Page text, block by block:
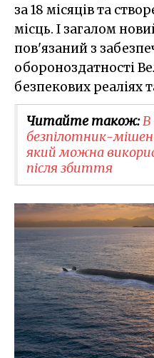
за 18 місяців та
місць. І загалом
пов'язаний з
обороноздатності
безпекових реаліях
Читайте також:В
безпілотник-
який можна
після збиття